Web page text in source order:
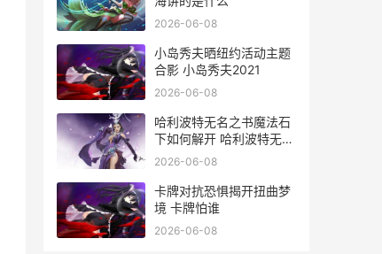
2026-06-08
小岛秀夫晒纽约活动主题
合影 小岛秀夫2021
2026-06-08
哈利波特无名之书魔法石
下如何解开 哈利波特无名
之书第四关怎么解锁
2026-06-08
卡牌对抗恐惧揭开扭曲梦
境 卡牌怕谁
2026-06-08